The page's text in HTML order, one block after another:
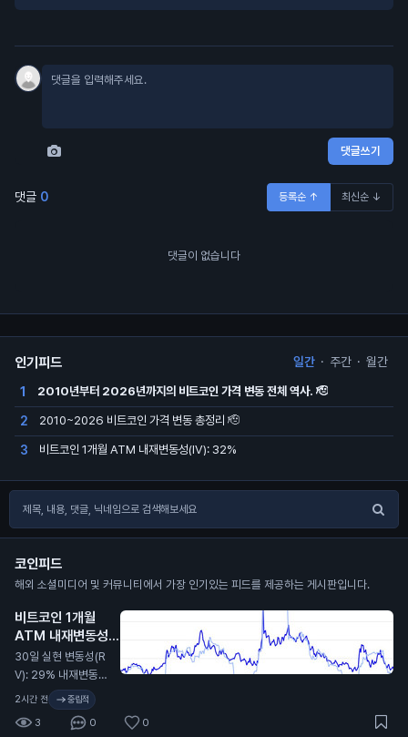
댓글쓰기
댓글 0 등록순 ↑ 최신순 ↓
댓글이 없습니다
인기피드 일간 · 주간 · 월간
1 2010년부터 2026년까지의 비트코인 가격 변동 전체 역사. 🫡
2 2010~2026 비트코인 가격 변동 총정리 🫡
3 비트코인 1개월 ATM 내재변동성(IV): 32%
코인피드
해외 소셜미디어 및 커뮤니티에서 가장 인기있는 피드를 제공하는 게시판입니다.
비트코인 1개월
ATM 내재변동성
(IV): 32%
N
30일 실현 변동성(R
V): 29% 내재변동성
이 실현 대비 2.4포인
트 높게 형성돼 있고,
지난 2년 기준 대략 4
2시간 전 중립적
3 0 0